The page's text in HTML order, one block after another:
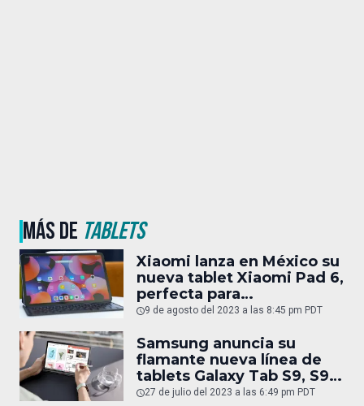
MÁS DE TABLETS
Xiaomi lanza en México su
nueva tablet Xiaomi Pad 6,
perfecta para
entretenimiento y trabajo
9 de agosto del 2023 a las 8:45 pm PDT
Samsung anuncia su
flamante nueva línea de
tablets Galaxy Tab S9, S9
Plus y S9 Ultra
27 de julio del 2023 a las 6:49 pm PDT